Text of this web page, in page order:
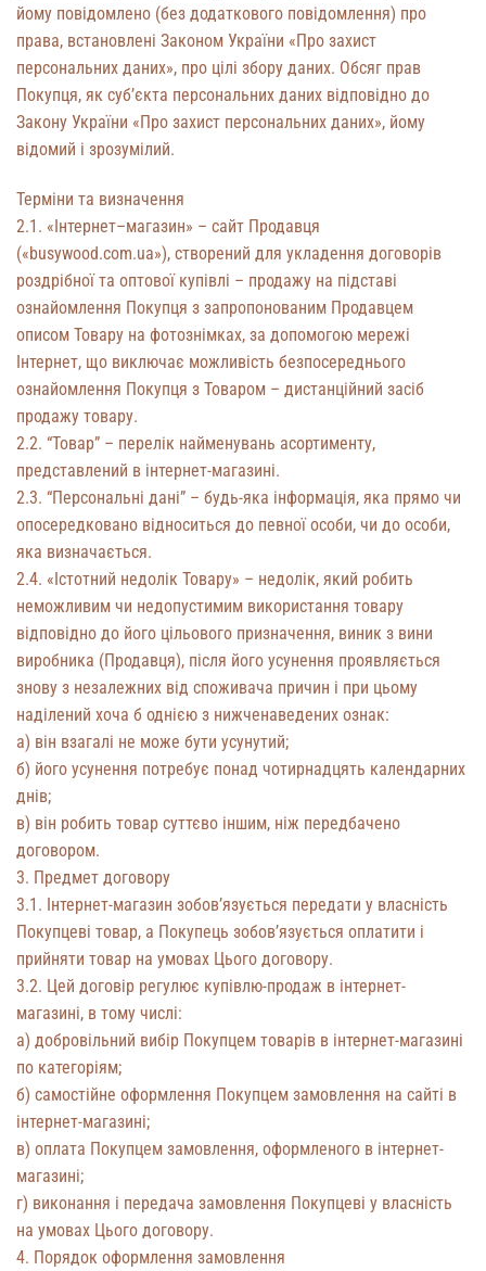
йому повідомлено (без додаткового повідомлення) про
права, встановлені Законом України «Про захист
персональних даних», про цілі збору даних. Обсяг прав
Покупця, як суб’єкта персональних даних відповідно до
Закону України «Про захист персональних даних», йому
відомий і зрозумілий.
Терміни та визначення
2.1. «Інтернет–магазин» – сайт Продавця
(«busywood.com.ua»), створений для укладення договорів
роздрібної та оптової купівлі – продажу на підставі
ознайомлення Покупця з запропонованим Продавцем
описом Товару на фотознімках, за допомогою мережі
Інтернет, що виключає можливість безпосереднього
ознайомлення Покупця з Товаром – дистанційний засіб
продажу товару.
2.2. “Товар” – перелік найменувань асортименту,
представлений в інтернет-магазині.
2.3. “Персональні дані” – будь-яка інформація, яка прямо чи
опосередковано відноситься до певної особи, чи до особи,
яка визначається.
2.4. «Істотний недолік Товару» – недолік, який робить
неможливим чи недопустимим використання товару
відповідно до його цільового призначення, виник з вини
виробника (Продавця), після його усунення проявляється
знову з незалежних від споживача причин і при цьому
наділений хоча б однією з нижченаведених ознак:
а) він взагалі не може бути усунутий;
б) його усунення потребує понад чотирнадцять календарних
днів;
в) він робить товар суттєво іншим, ніж передбачено
договором.
3. Предмет договору
3.1. Інтернет-магазин зобов’язується передати у власність
Покупцеві товар, а Покупець зобов’язується оплатити і
прийняти товар на умовах Цього договору.
3.2. Цей договір регулює купівлю-продаж в інтернет-
магазині, в тому числі:
а) добровільний вибір Покупцем товарів в інтернет-магазині
по категоріям;
б) самостійне оформлення Покупцем замовлення на сайті в
інтернет-магазині;
в) оплата Покупцем замовлення, оформленого в інтернет-
магазині;
г) виконання і передача замовлення Покупцеві у власність
на умовах Цього договору.
4. Порядок оформлення замовлення